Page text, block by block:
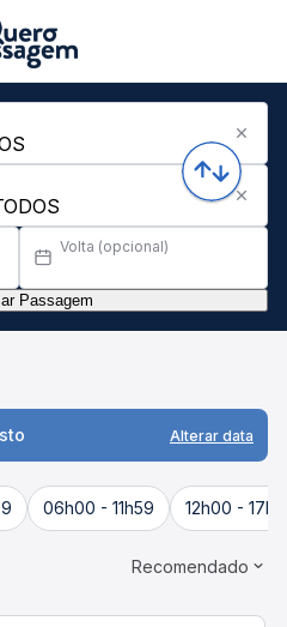
Volta (opcional)
Passagem
Alterar data
06h00 - 11h59 12h00 -
Recomendado